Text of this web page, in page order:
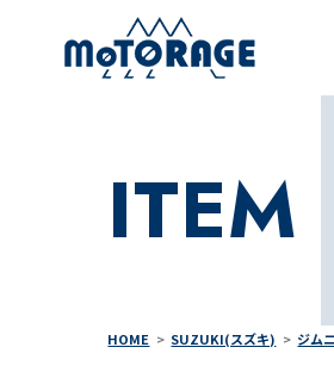
ITEM
HOME SUZUKI(スズキ) ジム